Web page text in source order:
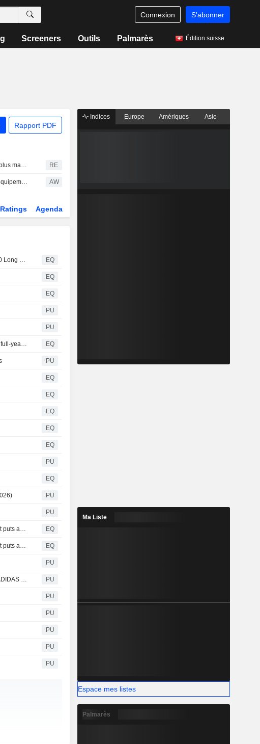
Connexion S'abonner
Screeners Outils Palmarès Édition suisse
Rapport PDF
Under Armour anticipe une baisse plus marquée de ses ventes annuelles face à la faiblesse de la demande en Amérique du Nord RE
Adidas remplacera Puma comme équipementier de l'OM à partir de 2028/29 AW
Ratings Agenda
Adidas AG: NNS Investments (Cyprus) Limited, Expiration ITM of 50,000 Long Calls for an aggregate cash settlement of EUR 113,500 EQ
EQ
EQ
PU
PU
Adidas grows top line 14% and achieves record sales in Q2, increases full-year top-line guidance EQ
PU
EQ
EQ
EQ
EQ
EQ
PU
EQ
PU
PU
Adidas AG: NNS Investments (Cyprus) Limited, Closure of existing short puts and opening of new short puts with longer maturity (roll) (closure in separate announcement); Opening: 87.000 Units, Strike EUR 169.97, Maturity 3. November 2026, Unit-Price EUR 30.43 / 87.000 Units, Strike EUR 184.37, Maturity 5. November 2026, Unit-Price EUR 42.09 / 87.000 Units, Strike ... EQ
Adidas AG: NNS Investments (Cyprus) Limited, Closure of existing short puts and opening of new short puts with longer maturity (roll) (opening in separate announcement); Closure: 87.000 Units, Strike EUR 169.97, Maturity 17. May 2026, Unit-Price EUR 27.89 / 87.000 Units, Strike EUR 184.37, Maturity 1. June 2026, Unit-Price EUR 41.41 / 87.000 Units, Strike EUR ... EQ
PU
Adidas : Adjusted proposal on the appropriation of retained earnings (ADIDAS 2 mzughu) PU
PU
PU
PU
PU
PU
Indices Europe Amériques Asie
Ma Liste
Espace mes listes
Palmarès